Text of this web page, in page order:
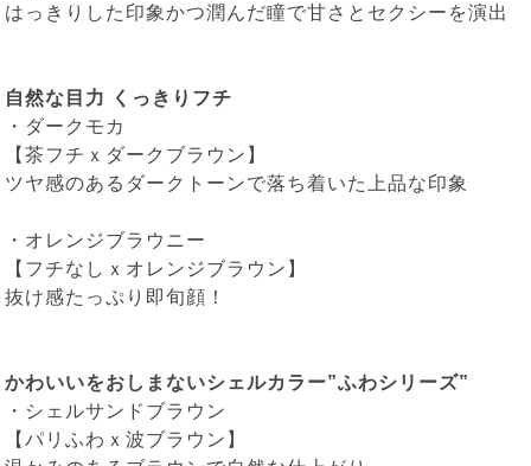
はっきりした印象かつ潤んだ瞳で甘さとセクシーを演出
自然な目力 くっきりフチ
・ ダークモカ
【茶フチｘダークブラウン】
ツヤ感のあるダークトーンで落ち着いた上品な印象
・ オレンジブラウニー
【フチなしｘオレンジブラウン】
抜け感たっぷり即旬顔！
かわいいをおしまないシェルカラー”ふわシリーズ”
・ シェルサンドブラウン
【パリふわｘ波ブラウン】